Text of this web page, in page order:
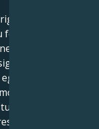
lugar y
casas,
ascendente,
su
y su
propia